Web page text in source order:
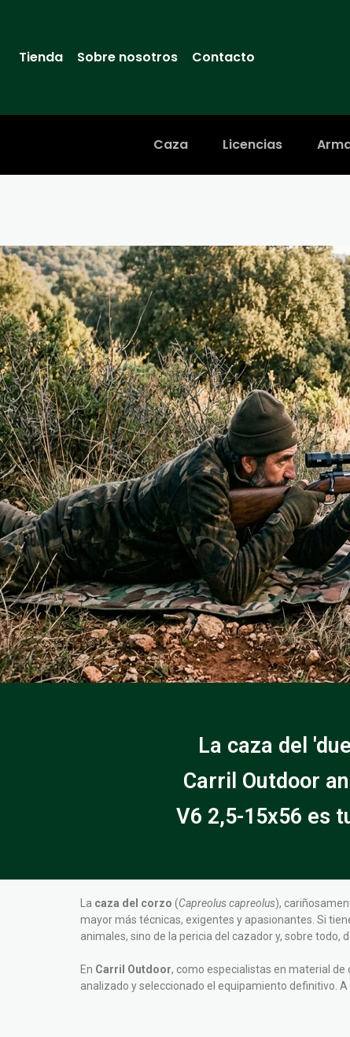
Tienda Sobre nosotros Contacto
Caza Licencias
La caza del
Carril Outdoor
V6 2,5-15x56 es
La caza del corzo (Capreolus capreolus),
mayor más técnicas, exigentes y apasionantes. Si
animales, sino de la pericia del cazador y, sobre todo,
En Carril Outdoor, como especialistas en material
analizado y seleccionado el equipamiento definitivo.